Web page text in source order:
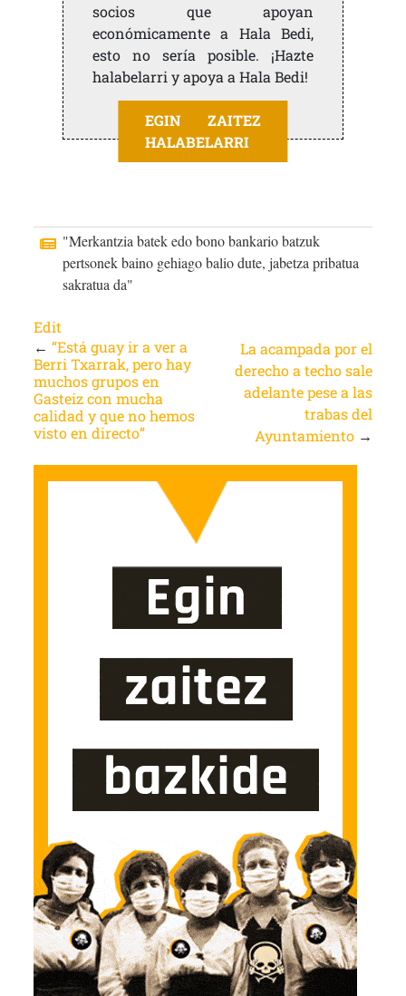
socios que apoyan
económicamente a Hala Bedi,
esto no sería posible. ¡Hazte
halabelarri y apoya a Hala Bedi!
EGIN ZAITEZ
HALABELARRI
"Merkantzia batek edo bono bankario batzuk
pertsonek baino gehiago balio dute, jabetza pribatua
sakratua da"
Edit
← “Está guay ir a ver a
Berri Txarrak, pero hay
muchos grupos en
Gasteiz con mucha
calidad y que no hemos
visto en directo”
La acampada por el
derecho a techo sale
adelante pese a las
trabas del
Ayuntamiento →